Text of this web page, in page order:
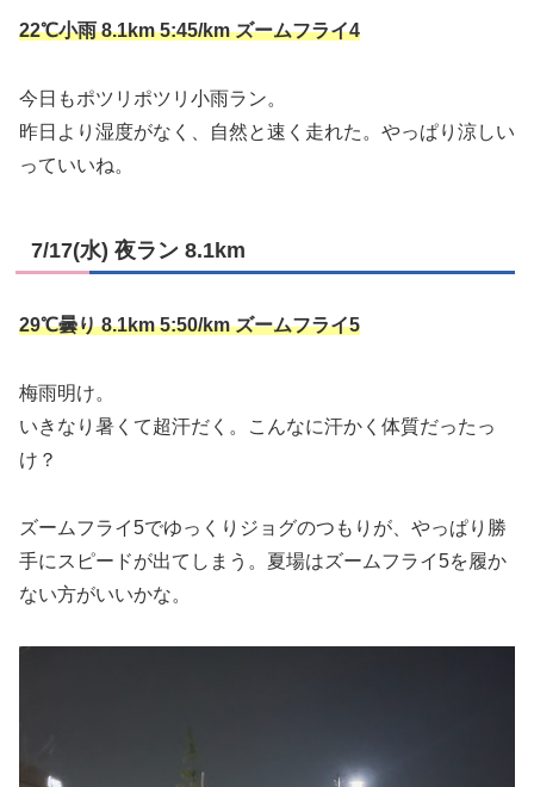
22℃小雨 8.1km 5:45/km ズームフライ4
今日もポツリポツリ小雨ラン。
昨日より湿度がなく、自然と速く走れた。やっぱり涼しい
っていいね。
7/17(水) 夜ラン 8.1km
29℃曇り 8.1km 5:50/km ズームフライ5
梅雨明け。
いきなり暑くて超汗だく。こんなに汗かく体質だったっ
け？
ズームフライ5でゆっくりジョグのつもりが、やっぱり勝
手にスピードが出てしまう。夏場はズームフライ5を履か
ない方がいいかな。